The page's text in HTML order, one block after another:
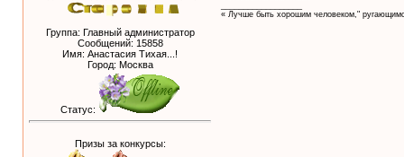
Группа: Главный администратор
Сообщений: 15858
Имя: Анастасия Тихая...!
Город: Москва
Статус:
Призы за конкурсы:
« Лучше быть хорошим человеком,"